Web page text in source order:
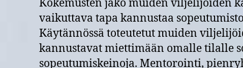
Kokemusten jako muiden viljelijöiden
vaikuttava tapa kannustaa
Käytännössä toteutetut muiden
kannustavat miettimään omalle tilalle
sopeutumiskeinoja. Mentorointi,